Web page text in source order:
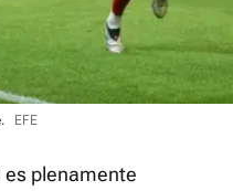
EFE
es plenamente